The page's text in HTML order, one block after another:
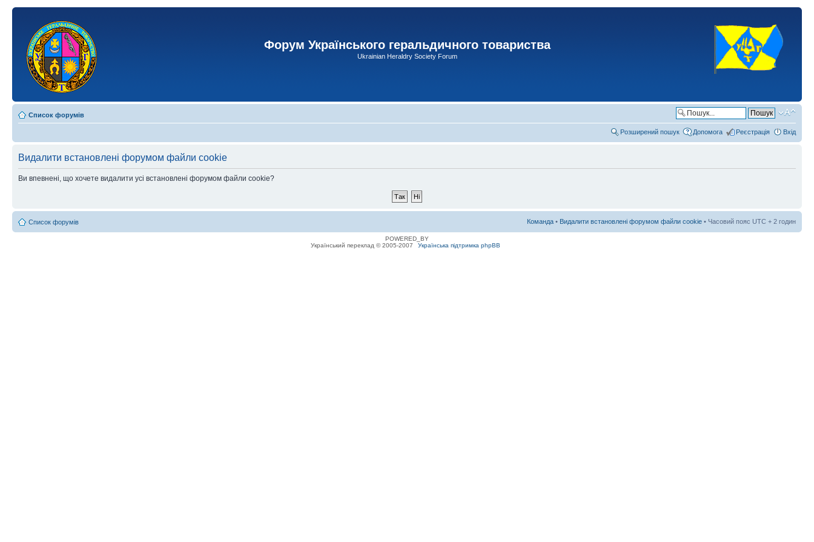
Форум Українського геральдичного товариства
Ukrainian Heraldry Society Forum
Список форумів
Розширений пошук Допомога Реєстрація Вхід
Видалити встановлені форумом файли cookie
Ви впевнені, що хочете видалити усі встановлені форумом файли cookie?
Список форумів Команда • Видалити встановлені форумом файли cookie • Часовий пояс UTC + 2 годин
POWERED_BY
Український переклад © 2005-2007
Українська підтримка phpBB